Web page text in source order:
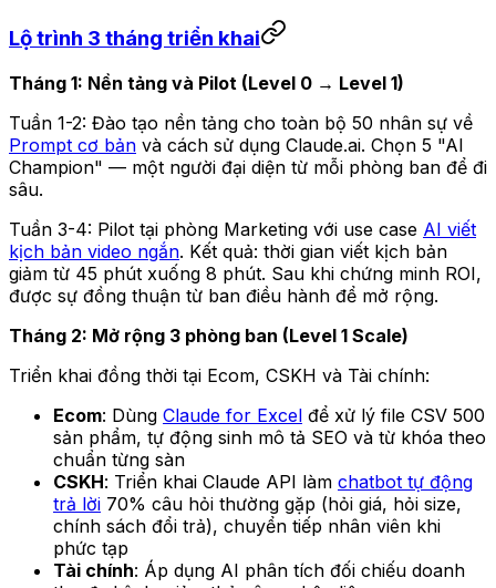
Lộ trình 3 tháng triển khai
Tháng 1: Nền tảng và Pilot (Level 0 → Level 1)
Tuần 1-2: Đào tạo nền tảng cho toàn bộ 50 nhân sự về
Prompt cơ bản và cách sử dụng Claude.ai. Chọn 5 "AI
Champion" — một người đại diện từ mỗi phòng ban để đi
sâu.
Tuần 3-4: Pilot tại phòng Marketing với use case AI viết
kịch bản video ngắn. Kết quả: thời gian viết kịch bản
giảm từ 45 phút xuống 8 phút. Sau khi chứng minh ROI,
được sự đồng thuận từ ban điều hành để mở rộng.
Tháng 2: Mở rộng 3 phòng ban (Level 1 Scale)
Triển khai đồng thời tại Ecom, CSKH và Tài chính:
Ecom: Dùng Claude for Excel để xử lý file CSV 500
sản phẩm, tự động sinh mô tả SEO và từ khóa theo
chuẩn từng sàn
CSKH: Triển khai Claude API làm chatbot tự động
trả lời 70% câu hỏi thường gặp (hỏi giá, hỏi size,
chính sách đổi trả), chuyển tiếp nhân viên khi
phức tạp
Tài chính: Áp dụng AI phân tích đối chiếu doanh